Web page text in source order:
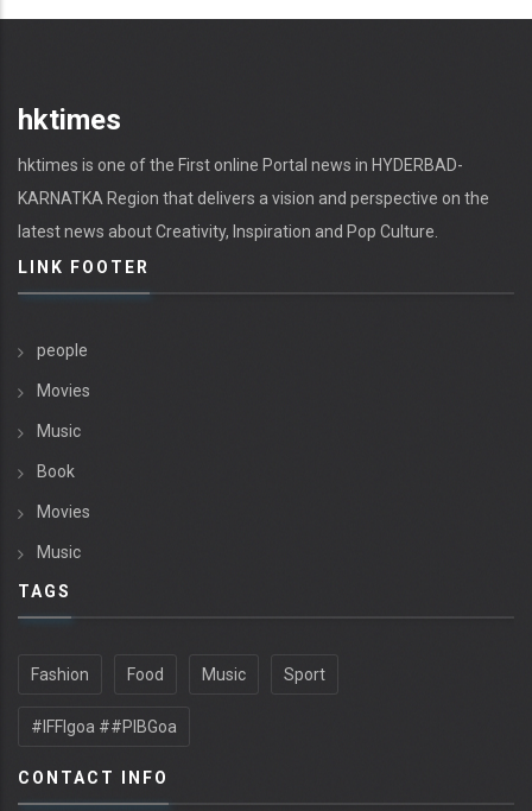
hktimes
hktimes is one of the First online Portal news in HYDERBAD-
KARNATKA Region that delivers a vision and perspective on the
latest news about Creativity, Inspiration and Pop Culture.
LINK FOOTER
people
Movies
Music
Book
Movies
Music
TAGS
Fashion Food Music Sport
#IFFIgoa ##PIBGoa
CONTACT INFO